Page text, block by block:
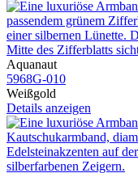
Aquanaut
5968G​-010
Weißgold
Details anzeigen